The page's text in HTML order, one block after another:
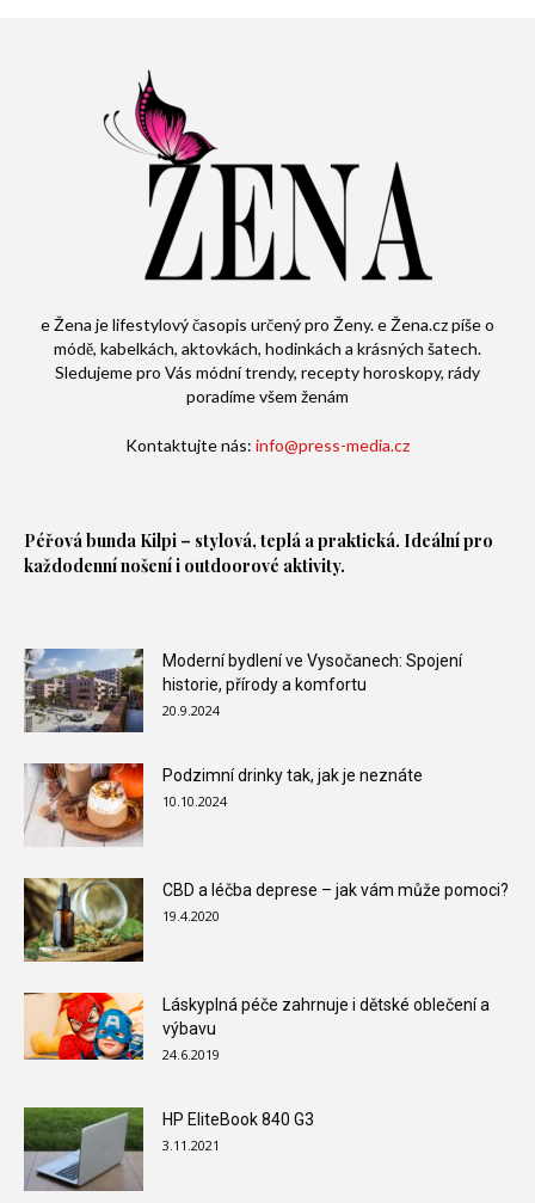
e Žena je lifestylový časopis určený pro Ženy. e Žena.cz píše o
módě, kabelkách, aktovkách, hodinkách a krásných šatech.
Sledujeme pro Vás módní trendy, recepty horoskopy, rády
poradíme všem ženám
Kontaktujte nás: info@press-media.cz
Péřová bunda Kilpi – stylová, teplá a praktická. Ideální pro
každodenní nošení i outdoorové aktivity.
Moderní bydlení ve Vysočanech: Spojení
historie, přírody a komfortu
20.9.2024
Podzimní drinky tak, jak je neznáte
10.10.2024
CBD a léčba deprese – jak vám může pomoci?
19.4.2020
Láskyplná péče zahrnuje i dětské oblečení a
výbavu
24.6.2019
HP EliteBook 840 G3
3.11.2021